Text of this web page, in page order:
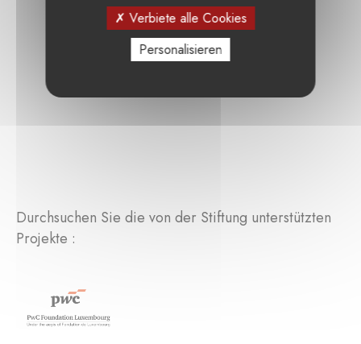
Durchsuchen Sie die von der Stiftung unterstützten
Projekte :
Verbiete alle Cookies
Personalisieren